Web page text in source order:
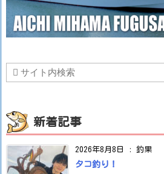
新着記事
2026年8月8日 : 釣果
タコ釣り！